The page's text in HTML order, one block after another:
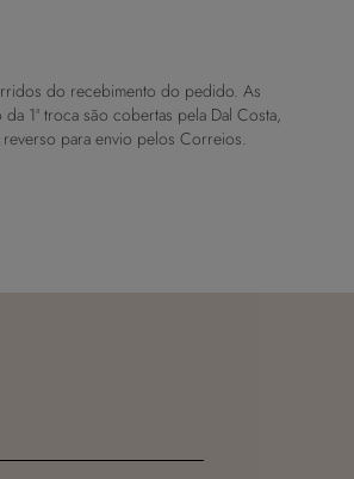
do recebimento do pedido. As
1ª troca são cobertas pela Dal Costa,
para envio pelos Correios.